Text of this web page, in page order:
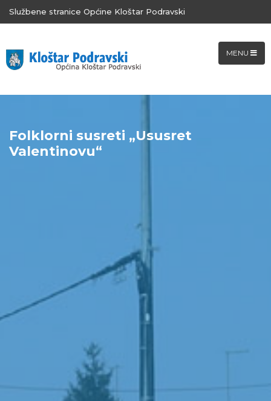
Službene stranice Općine Kloštar Podravski
MENU
Folklorni susreti „Ususret
Valentinovu“